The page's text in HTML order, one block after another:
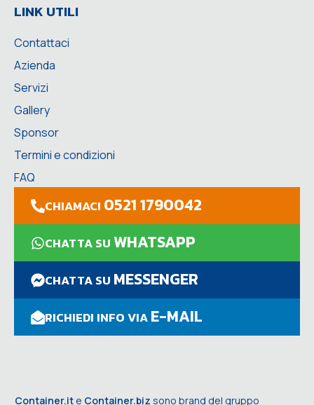
LINK UTILI
Contattaci
Azienda
Servizi
Gallery
Sponsor
Termini e condizioni
FAQ
CHIAMACI 0521 1790042
CHATTA SUWHATSAPP
CHATTA SU MESSENGER
RICHIEDI INFO VIAE-MAIL
Container.it e Container.biz sono brand del gruppo